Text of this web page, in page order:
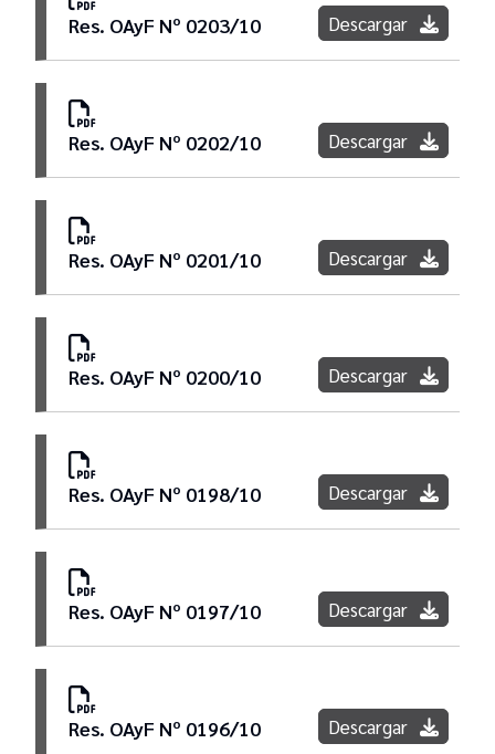
Res. OAyF Nº 0203/10 Descargar
Res. OAyF Nº 0202/10 Descargar
Res. OAyF Nº 0201/10 Descargar
Res. OAyF Nº 0200/10 Descargar
Res. OAyF Nº 0198/10 Descargar
Res. OAyF Nº 0197/10 Descargar
Res. OAyF Nº 0196/10 Descargar